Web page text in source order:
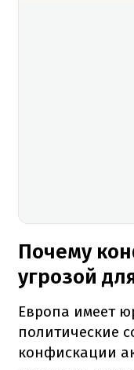
Почему
угрозой
Европа имеет
политические
конфискации